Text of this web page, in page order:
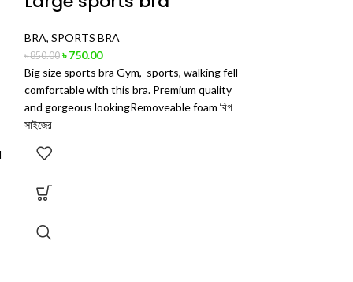
BRA, SPORTS BRA
৳850.00 ৳750.00
Big size sports bra Gym, sports, walking fell
comfortable with this bra. Premium quality
and gorgeous lookingRemoveable foam বিগ
সাইজের